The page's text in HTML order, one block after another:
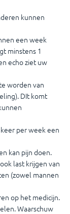
kunnen
een week
minstens 1
echo ziet uw
worden van
DIt komt
per week een
kan pijn doen.
last krijgen van
(zowel mannen
op het medicijn.
Waarschuw